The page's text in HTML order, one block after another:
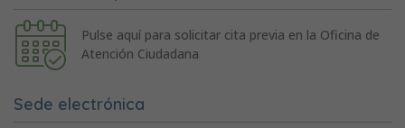
Pulse aquí para solicitar cita previa en la Oficina de
Atención Ciudadana
Sede electrónica